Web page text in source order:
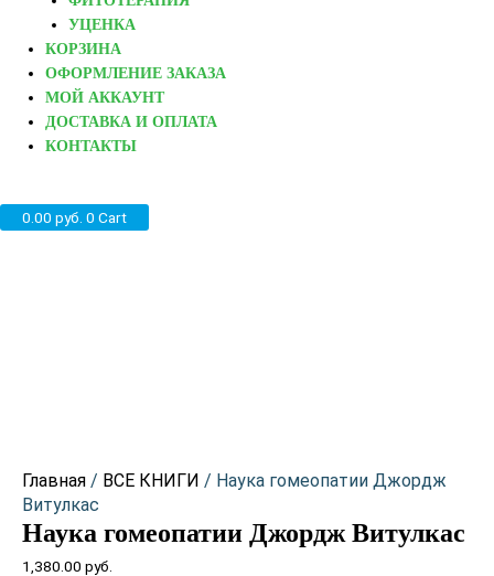
УЦЕНКА
КОРЗИНА
ОФОРМЛЕНИЕ ЗАКАЗА
МОЙ АККАУНТ
ДОСТАВКА И ОПЛАТА
КОНТАКТЫ
0.00 руб. 0 Cart
Главная / ВСЕ КНИГИ / Наука гомеопатии Джордж
Витулкас
Наука гомеопатии Джордж Витулкас
1,380.00 руб.